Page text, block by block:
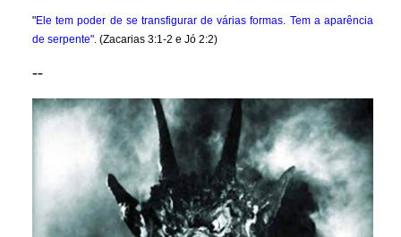
"Ele tem poder de se transfigurar de várias formas. Tem a aparência
de serpente". (Zacarias 3:1-2 e Jó 2:2)
--